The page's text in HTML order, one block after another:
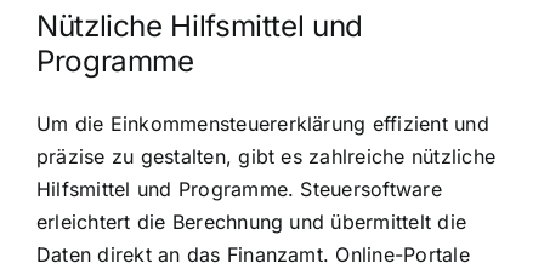
Nützliche Hilfsmittel und
Programme
Um die Einkommensteuererklärung effizient und
präzise zu gestalten, gibt es zahlreiche nützliche
Hilfsmittel und Programme. Steuersoftware
erleichtert die Berechnung und übermittelt die
Daten direkt an das Finanzamt. Online-Portale